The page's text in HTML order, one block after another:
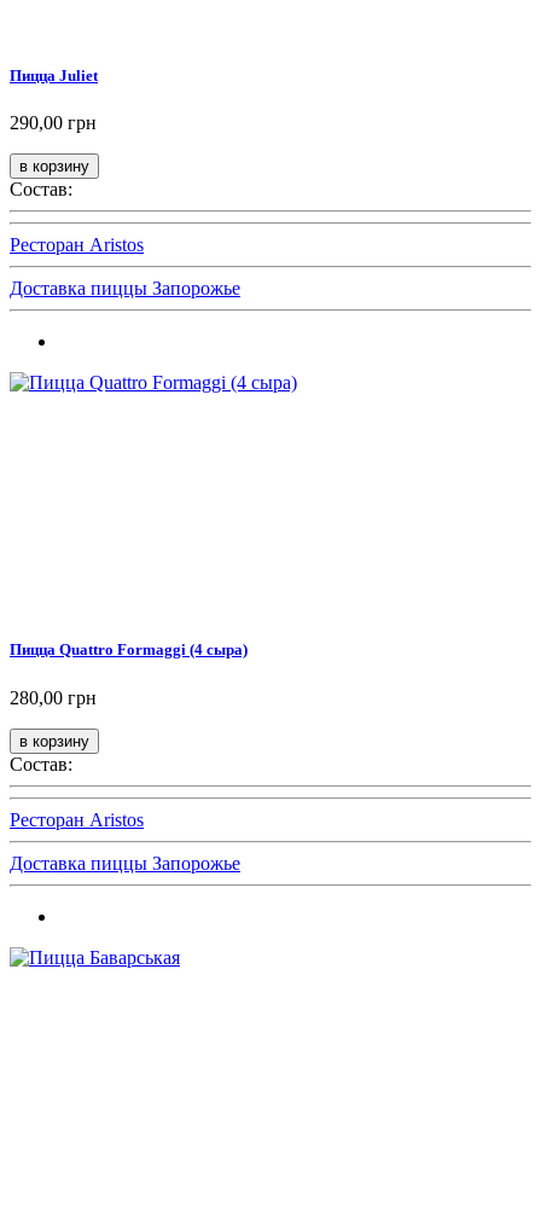
Пицца Juliet
290,00 грн
Состав:
Ресторан Aristos
Доставка пиццы Запорожье
Пицца Quattro Formaggi (4 сыра)
280,00 грн
Состав:
Ресторан Aristos
Доставка пиццы Запорожье